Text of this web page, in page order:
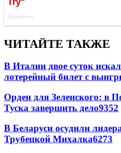
ЧИТАЙТЕ ТАКЖЕ
В Италии двое суток
лотерейный билет с
Орден для Зеленского: в
Туска завершить дело9352
В Беларуси осудили
Трубецкой Михалка6273